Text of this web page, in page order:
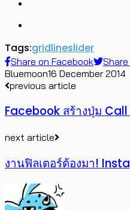
Tags:gridlineslider
Share on Facebook
Bluemoon16 December 2014
previous article
Facebook สร้างปุ่ม
next article
งานฟิลเตอร์ต้องมา!